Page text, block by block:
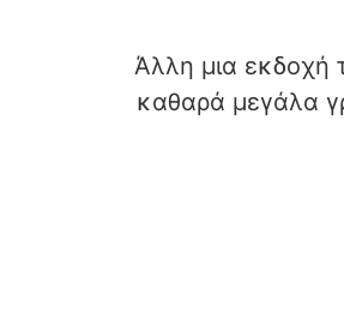
Άλλη μια εκδοχή
καθαρά μεγάλα